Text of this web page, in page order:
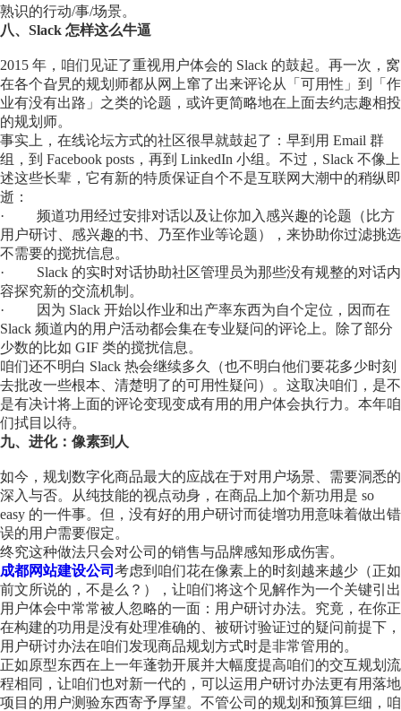
熟识的行动/事/场景。
八、Slack 怎样这么牛逼
2015 年，咱们见证了重视用户体会的 Slack 的鼓起。再一次，窝
在各个旮旯的规划师都从网上窜了出来评论从「可用性」到「作
业有没有出路」之类的论题，或许更简略地在上面去约志趣相投
的规划师。
事实上，在线论坛方式的社区很早就鼓起了：早到用 Email 群
组，到 Facebook posts，再到 LinkedIn 小组。不过，Slack 不像上
述这些长辈，它有新的特质保证自个不是互联网大潮中的稍纵即
逝：
· 频道功用经过安排对话以及让你加入感兴趣的论题（比方
用户研讨、感兴趣的书、乃至作业等论题），来协助你过滤挑选
不需要的搅扰信息。
· Slack 的实时对话协助社区管理员为那些没有规整的对话内
容探究新的交流机制。
· 因为 Slack 开始以作业和出产率东西为自个定位，因而在
Slack 频道内的用户活动都会集在专业疑问的评论上。除了部分
少数的比如 GIF 类的搅扰信息。
咱们还不明白 Slack 热会继续多久（也不明白他们要花多少时刻
去批改一些根本、清楚明了的可用性疑问）。这取决咱们，是不
是有决计将上面的评论变现变成有用的用户体会执行力。本年咱
们拭目以待。
九、进化：像素到人
如今，规划数字化商品最大的应战在于对用户场景、需要洞悉的
深入与否。从纯技能的视点动身，在商品上加个新功用是 so
easy 的一件事。但，没有好的用户研讨而徒增功用意味着做出错
误的用户需要假定。
终究这种做法只会对公司的销售与品牌感知形成伤害。
成都网站建设公司 考虑到咱们花在像素上的时刻越来越少（正如
前文所说的，不是么？），让咱们将这个见解作为一个关键引出
用户体会中常常被人忽略的一面：用户研讨办法。究竟，在你正
在构建的功用是没有处理准确的、被研讨验证过的疑问前提下，
用户研讨办法在咱们发现商品规划方式时是非常管用的。
正如原型东西在上一年蓬勃开展并大幅度提高咱们的交互规划流
程相同，让咱们也对新一代的，可以运用户研讨办法更有用落地
项目的用户测验东西寄予厚望。不管公司的规划和预算巨细，咱